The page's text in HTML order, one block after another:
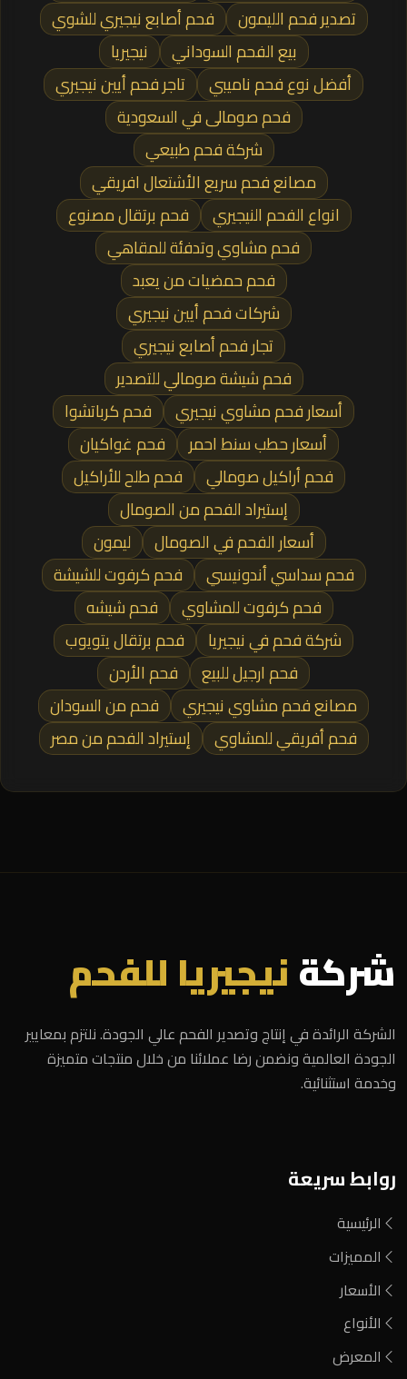
تصدير فحم الليمون
فحم أصابع نيجيري للشوي
بيع الفحم السوداني
نيجيريا
أفضل نوع فحم ناميبي
تاجر فحم أيين نيجيري
فحم صومالى في السعودية
شركة فحم طبيعي
مصانع فحم سريع الأشتعال افريقي
انواع الفحم النيجيري
فحم برتقال مصنوع
فحم مشاوي وتدفئة للمقاهي
فحم حمضيات من يعبد
شركات فحم أيين نيجيري
تجار فحم أصابع نيجيري
فحم شيشة صومالي للتصدير
أسعار فحم مشاوي نيجيري
فحم كرباتشوا
أسعار حطب سنط احمر
فحم غواكيان
فحم أراكيل صومالي
فحم طلح للأراكيل
إستيراد الفحم من الصومال
أسعار الفحم في الصومال
ليمون
فحم سداسي أندونيسي
فحم كرفوت للشيشة
فحم كرفوت للمشاوي
فحم شيشه
شركة فحم في نيجيريا
فحم برتقال يتويوب
فحم ارجيل للبيع
فحم الأردن
مصانع فحم مشاوي نيجيري
فحم من السودان
فحم أفريقي للمشاوي
إستيراد الفحم من مصر
شركةنيجيريا للفحم
الشركة الرائدة في إنتاج وتصدير الفحم عالي الجودة. نلتزم بمعايير
الجودة العالمية ونضمن رضا عملائنا من خلال منتجات متميزة
وخدمة استثنائية.
روابط سريعة
الرئيسية
المميزات
الأسعار
الأنواع
المعرض